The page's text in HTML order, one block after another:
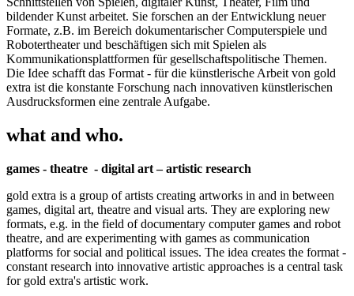
bildender Kunst arbeitet. Sie forschen an der Entwicklung neuer
Formate, z.B. im Bereich dokumentarischer Computerspiele und
Robotertheater und beschäftigen sich mit Spielen als
Kommunikationsplattformen für gesellschaftspolitische Themen.
Die Idee schafft das Format - für die künstlerische Arbeit von gold
extra ist die konstante Forschung nach innovativen künstlerischen
Ausdrucksformen eine zentrale Aufgabe.
what and who.
games - theatre - digital art – artistic research
gold extra is a group of artists creating artworks in and in between
games, digital art, theatre and visual arts. They are exploring new
formats, e.g. in the field of documentary computer games and robot
theatre, and are experimenting with games as communication
platforms for social and political issues. The idea creates the format -
constant research into innovative artistic approaches is a central task
for gold extra's artistic work.